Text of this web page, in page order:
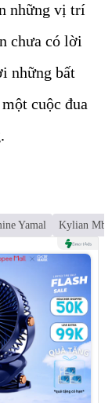
những vị trí
chưa có lời
những bất
cuộc đua
Yamal Kylian